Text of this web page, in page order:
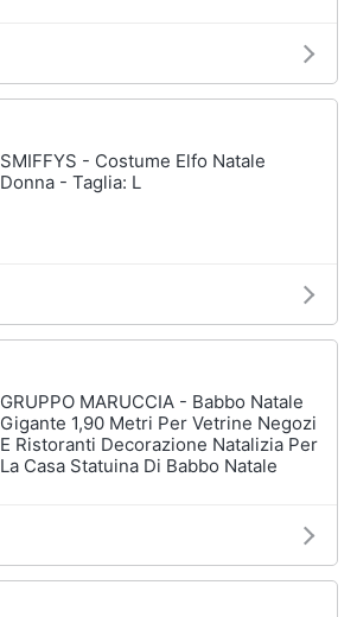
SMIFFYS - Costume Elfo Natale
Donna - Taglia: L
GRUPPO MARUCCIA - Babbo Natale
Gigante 1,90 Metri Per Vetrine Negozi
E Ristoranti Decorazione Natalizia Per
La Casa Statuina Di Babbo Natale